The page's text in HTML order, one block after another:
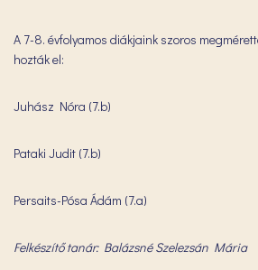
A 7-8. évfolyamos diákjaink szoros
hozták el:
Juhász Nóra (7.b)
Pataki Judit (7.b)
Persaits-Pósa Ádám (7.a)
Felkészítő tanár: Balázsné Szelezsán Mária